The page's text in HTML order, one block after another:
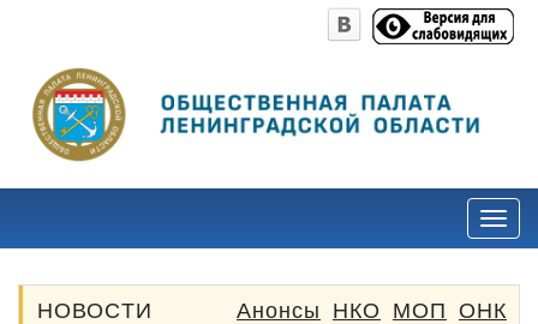
НОВОСТИ ОНК
МОП
НКО
Анонсы